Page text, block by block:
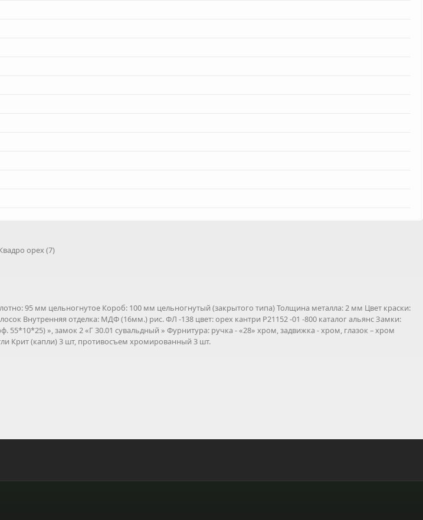
орех (7)
95 мм цельногнутое Короб: 100 мм цельногнутый (закрытого типа) Толщина металла: 2 мм Цвет краски:
Внутренняя отделка: МДФ (16мм.) рис. ФЛ -138 цвет: орех кантри P21152 -01 -800 каталог альянс Замки:
55*10*25) », замок 2 «Г 30.01 сувальдный » Фурнитура: ручка - «28» хром, задвижка - хром, глазок – хром
Крит (капли) 3 шт, противосъем хромированный 3 шт.